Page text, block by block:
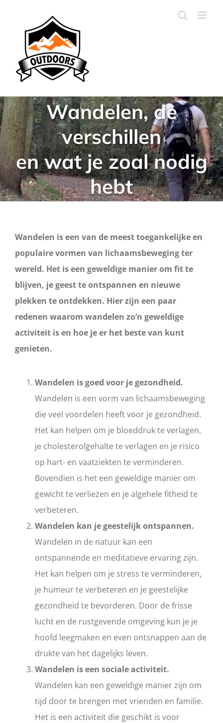
Wandelen, de
verschillen
en wat je zoal nodig
hebt
Wandelen is een van de meest toegankelijke en
populaire vormen van lichaamsbeweging ter
wereld. Het is een geweldige manier om fit te
blijven, je geest te ontspannen en nieuwe
plekken te ontdekken. Hier zijn een paar
redenen waarom wandelen zo’n geweldige
activiteit is en hoe je er het beste van kunt
genieten.
Wandelen is goed voor je gezondheid.
Wandelen is een vorm van lichaamsbeweging
die veel voordelen heeft voor je gezondheid.
Het kan helpen om je bloeddruk te verlagen,
je cholesterolgehalte te verlagen en je risico
op hart- en vaatziekten te verminderen.
Bovendien is het een geweldige manier om
gewicht te verliezen en je algehele fitheid te
verbeteren.
Wandelen kan je geestelijk ontspannen.
Wandelen in de natuur kan een
ontspannende en meditatieve ervaring zijn.
Het kan helpen om je stress te verminderen,
je humeur te verbeteren en je geestelijke
gezondheid te bevorderen. Door de frisse
lucht en de rustgevende omgeving kun je je
hoofd leegmaken en even ontsnappen aan de
drukte van het dagelijks leven.
Wandelen is een sociale activiteit.
Wandelen kan een geweldige manier zijn om
tijd door te brengen met vrienden en familie.
Het is een activiteit die geschikt is voor